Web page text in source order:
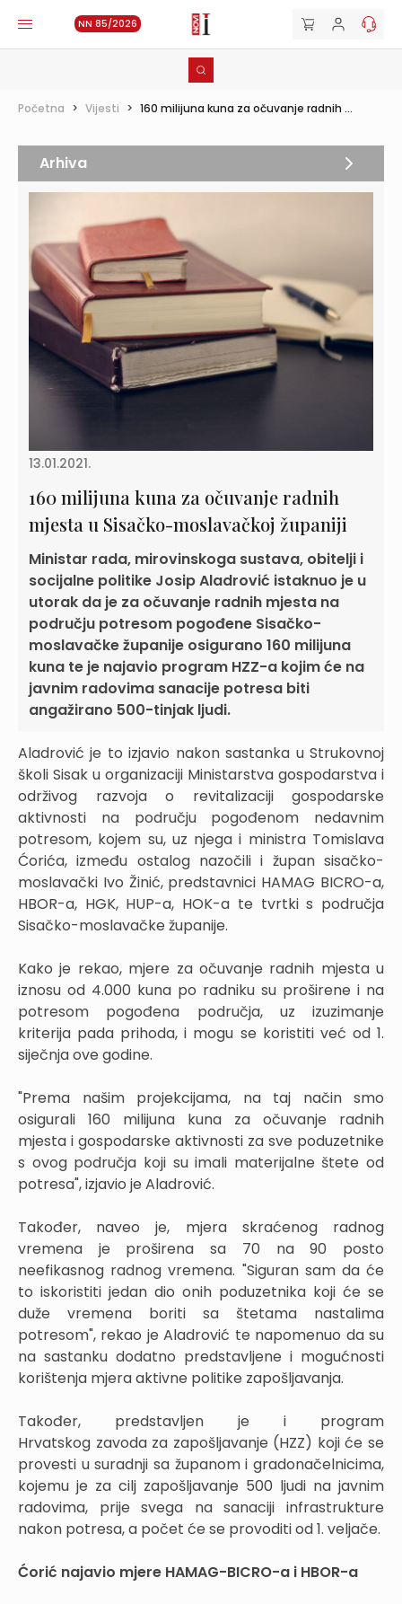
NN 85/2026
Početna > Vijesti > 160 milijuna kuna za očuvanje radnih ...
13.01.2021.
160 milijuna kuna za očuvanje radnih
mjesta u Sisačko-moslavačkoj županiji
Ministar rada, mirovinskoga sustava, obitelji i
socijalne politike Josip Aladrović istaknuo je u
utorak da je za očuvanje radnih mjesta na
području potresom pogođene Sisačko-
moslavačke županije osigurano 160 milijuna
kuna te je najavio program HZZ-a kojim će na
javnim radovima sanacije potresa biti
angažirano 500-tinjak ljudi.
Aladrović je to izjavio nakon sastanka u Strukovnoj
školi Sisak u organizaciji Ministarstva gospodarstva i
održivog razvoja o revitalizaciji gospodarske
aktivnosti na području pogođenom nedavnim
potresom, kojem su, uz njega i ministra Tomislava
Ćorića, između ostalog nazočili i župan sisačko-
moslavački Ivo Žinić, predstavnici HAMAG BICRO-a,
HBOR-a, HGK, HUP-a, HOK-a te tvrtki s područja
Sisačko-moslavačke županije.
Kako je rekao, mjere za očuvanje radnih mjesta u
iznosu od 4.000 kuna po radniku su proširene i na
potresom pogođena područja, uz izuzimanje
kriterija pada prihoda, i mogu se koristiti već od 1.
siječnja ove godine.
"Prema našim projekcijama, na taj način smo
osigurali 160 milijuna kuna za očuvanje radnih
mjesta i gospodarske aktivnosti za sve poduzetnike
s ovog područja koji su imali materijalne štete od
potresa", izjavio je Aladrović.
Također, naveo je, mjera skraćenog radnog
vremena je proširena sa 70 na 90 posto
neefikasnog radnog vremena. "Siguran sam da će
to iskoristiti jedan dio onih poduzetnika koji će se
duže vremena boriti sa štetama nastalima
potresom", rekao je Aladrović te napomenuo da su
na sastanku dodatno predstavljene i mogućnosti
korištenja mjera aktivne politike zapošljavanja.
Također, predstavljen je i program
Hrvatskog zavoda za zapošljavanje (HZZ) koji će se
provesti u suradnji sa županom i gradonačelnicima,
kojemu je za cilj zapošljavanje 500 ljudi na javnim
radovima, prije svega na sanaciji infrastrukture
nakon potresa, a počet će se provoditi od 1. veljače.
Ćorić najavio mjere HAMAG-BICRO-a i HBOR-a
Arhiva